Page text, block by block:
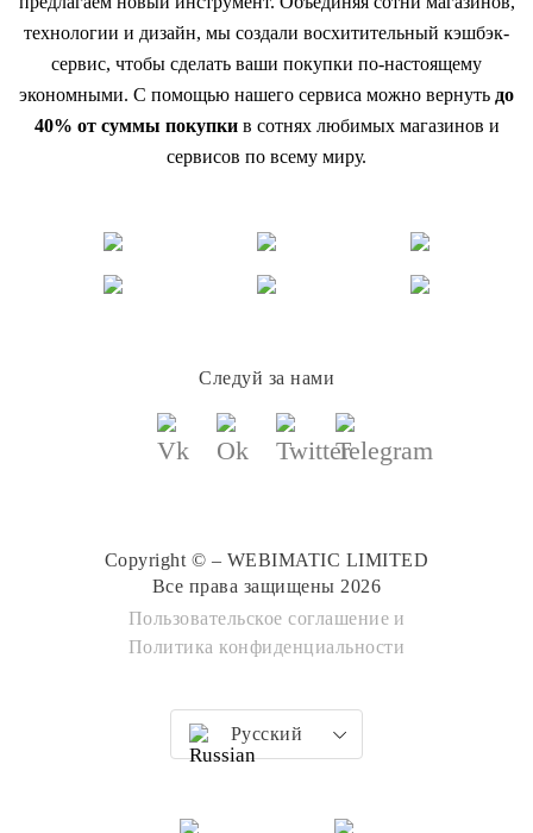
технологии и дизайн, мы создали восхитительный кэшбэк-
сервис, чтобы сделать ваши покупки по-настоящему
экономными. С помощью нашего сервиса можно вернуть до
40% от суммы покупкив сотнях любимых магазинов и
сервисов по всему миру.
Следуй за нами
Copyright © – WEBIMATIC LIMITED
Все права защищены 2026
Пользовательское соглашение и
Политика конфиденциальности
Русский